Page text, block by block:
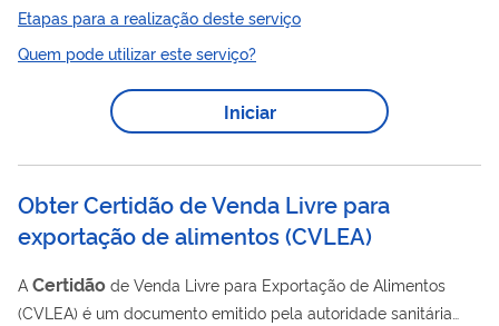
situação de pessoa que possui solicitação de refúgio em
análise. Pessoas com cadastro e processo disponível no
Sisconare podem emitir acertidão
Nos demais casos, acertidãodeverá ser solicitada por meio
de peticionamento eletrônico no SEI.
Etapas para a realização deste serviço
Quem pode utilizar este serviço?
Iniciar
Obter Certidão de Venda Livre para
exportação de alimentos(CVLEA)
A Certidão de Venda Livre para Exportação de Alimentos
(CVLEA) é um documento emitido pela autoridade sanitária